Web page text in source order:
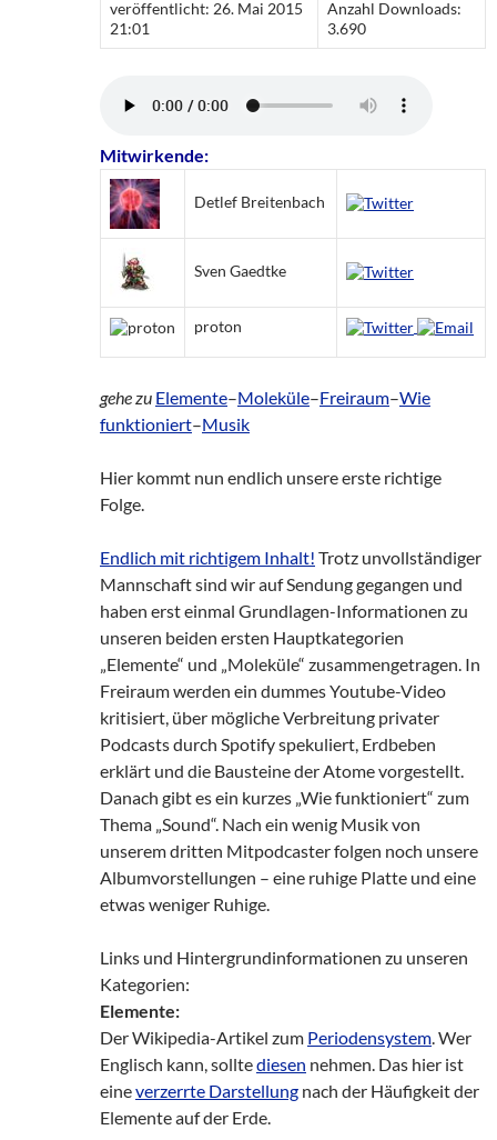
veröffentlicht: 26. Mai 2015
21:01
Anzahl Downloads:
3.690
Mitwirkende:
Detlef Breitenbach
Sven Gaedtke
proton
gehe zu Elemente–Moleküle–Freiraum–Wie
funktioniert–Musik
Hier kommt nun endlich unsere erste richtige
Folge.
Endlich mit richtigem Inhalt! Trotz unvollständiger
Mannschaft sind wir auf Sendung gegangen und
haben erst einmal Grundlagen-Informationen zu
unseren beiden ersten Hauptkategorien
„Elemente“ und „Moleküle“ zusammengetragen. In
Freiraum werden ein dummes Youtube-Video
kritisiert, über mögliche Verbreitung privater
Podcasts durch Spotify spekuliert, Erdbeben
erklärt und die Bausteine der Atome vorgestellt.
Danach gibt es ein kurzes „Wie funktioniert“ zum
Thema „Sound“. Nach ein wenig Musik von
unserem dritten Mitpodcaster folgen noch unsere
Albumvorstellungen – eine ruhige Platte und eine
etwas weniger Ruhige.
Links und Hintergrundinformationen zu unseren
Kategorien:
Elemente:
Der Wikipedia-Artikel zum Periodensystem. Wer
Englisch kann, solltediesen nehmen. Das hier ist
eineverzerrte Darstellung nach der Häufigkeit der
Elemente auf der Erde.